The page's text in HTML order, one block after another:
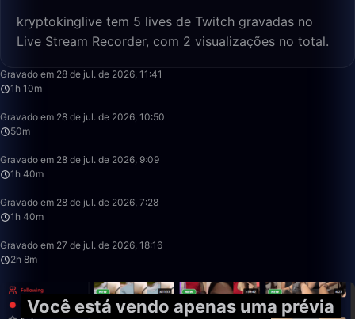
kryptokinglive tem 5 lives de Twitch gravadas no
Live Stream Recorder, com 2 visualizações no total.
Gravado em 28 de jul. de 2026, 11:41
1h 10m
Gravado em 28 de jul. de 2026, 10:50
50m
Gravado em 28 de jul. de 2026, 9:09
1h 40m
Gravado em 28 de jul. de 2026, 7:28
1h 40m
Gravado em 27 de jul. de 2026, 18:16
2h 8m
Você está vendo apenas uma prévia